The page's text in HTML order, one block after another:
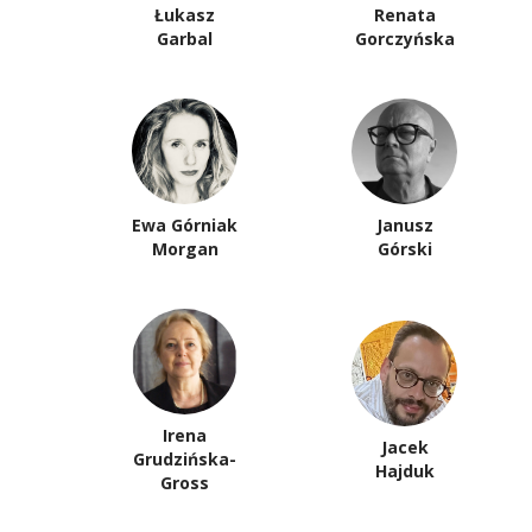
Łukasz
Garbal
Renata
Gorczyńska
Ewa Górniak
Morgan
Janusz
Górski
Irena
Grudzińska-
Gross
Jacek
Hajduk